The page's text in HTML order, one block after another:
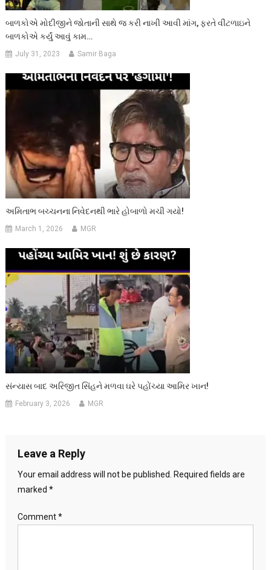
બાળકોએ મોદીજીને જોતાની સાથે જ કરી નાખી આવી માંગ, ફરતે વીંટળાઇને
બાળકોએ કર્યું આવું કામ…
July 31, 2023 Samir Baga
અમિતાભ બચ્ચનના નિવેદનથી ભારે હોબાળો મચી ગયો!
March 1, 2026 MGR
સંન્યાસ બાદ અરિજીત સિંહને મળવા ઘરે પહોંચ્યા આમિર ખાન!
February 3, 2026 MGR
Leave a Reply
Your email address will not be published.
Required fields are
marked *
Comment*